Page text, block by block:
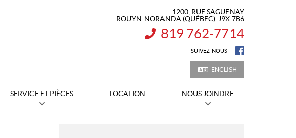
1200, RUE SAGUENAY
ROUYN-NORANDA (QUÉBEC) J9X 7B6
INFORMATION :
819 762-7714
SUIVEZ-NOUS
ENGLISH
SERVICE ET PIÈCES LOCATION NOUS JOINDRE